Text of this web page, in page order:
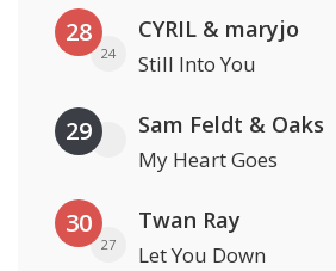
28
24
CYRIL & maryjo
Still Into You
29 Sam Feldt & Oaks
My Heart Goes
30
27
Twan Ray
Let You Down